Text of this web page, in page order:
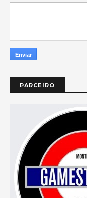
PARCEIRO